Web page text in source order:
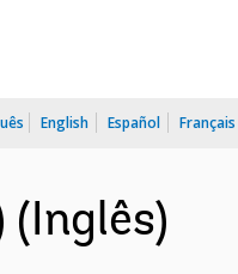
English Español Français